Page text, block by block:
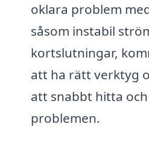
oklara problem
såsom instabil
kortslutningar,
att ha rätt verktyg
att snabbt hitta
problemen.